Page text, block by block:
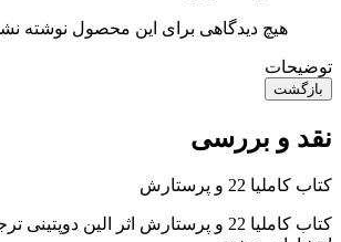
هیچ دیدگاهی برای این محصول نوشته
توضیحات
بازگشت
نقد و بررسی
کتاب کاملیا 22 و پرستارش
کتاب کاملیا 22 و پرستارش اثر الین